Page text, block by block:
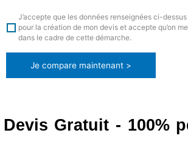
Devis Gratuit - 100%
J’accepte que les données renseignées ci-
pour la création de mon devis et accepte qu’on
dans le cadre de cette démarche.
Je compare maintenant >